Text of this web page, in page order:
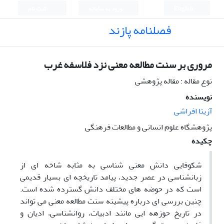
فصلنامه پازند
مروری بر سنت مطالعه معنی نزد فلاسفه غرب
نوع مقاله : مقاله پژوهشی
نویسنده
آزیتا افراشی
پژوهشگاه علوم انسانی و مطالعات فرهنگی
چکیده
شکوفایی دانش معنی شناسی به مثابه شاخه ای از
زبانشناسی در عصر جدید، پیامد تاریخچه ای بسیار قدیمی
است که در حوضه های مختلف دانش گسترده شده است.
چنین بررسی ای درباره پیشینه سنت مطالعه معنی می تواند
در تاریخ حوزهه ایی مانند ادبیات، روانشناسی، ادیان و